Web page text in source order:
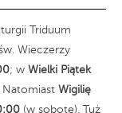
Triduum
Wieczerzy
; w Wielki Piątek
Natomiast Wigilię
(w sobotę). Tuż